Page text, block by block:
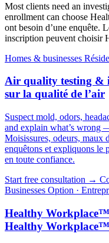
Most clients need an
enrollment can choose
ont besoin d’une enquête.
inscription peuvent choisir
Homes & businesses
Air quality testing &
sur la qualité de l’air
Suspect mold, odors,
and explain what’s wrong
Moisissures, odeurs, maux
enquêtons et expliquons
en toute confiance.
Start free consultation →
Businesses Option ·
Healthy
Healthy Workplace™